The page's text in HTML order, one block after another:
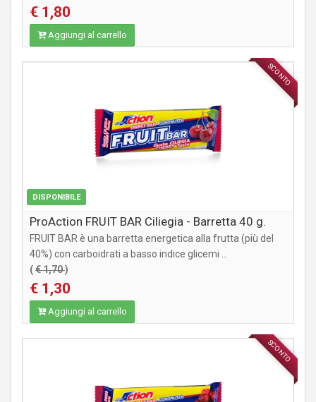
€ 1,80
Aggiungi al carrello
SCONTO
DISPONIBILE
INTEGRATORI
ProAction FRUIT BAR Ciliegia - Barretta 40 g.
FRUIT BAR è una barretta energetica alla frutta (più del
40%) con carboidrati a basso indice glicemi ...
(€ 1,70)
€ 1,30
Aggiungi al carrello
SCONTO
INTEGRATORI